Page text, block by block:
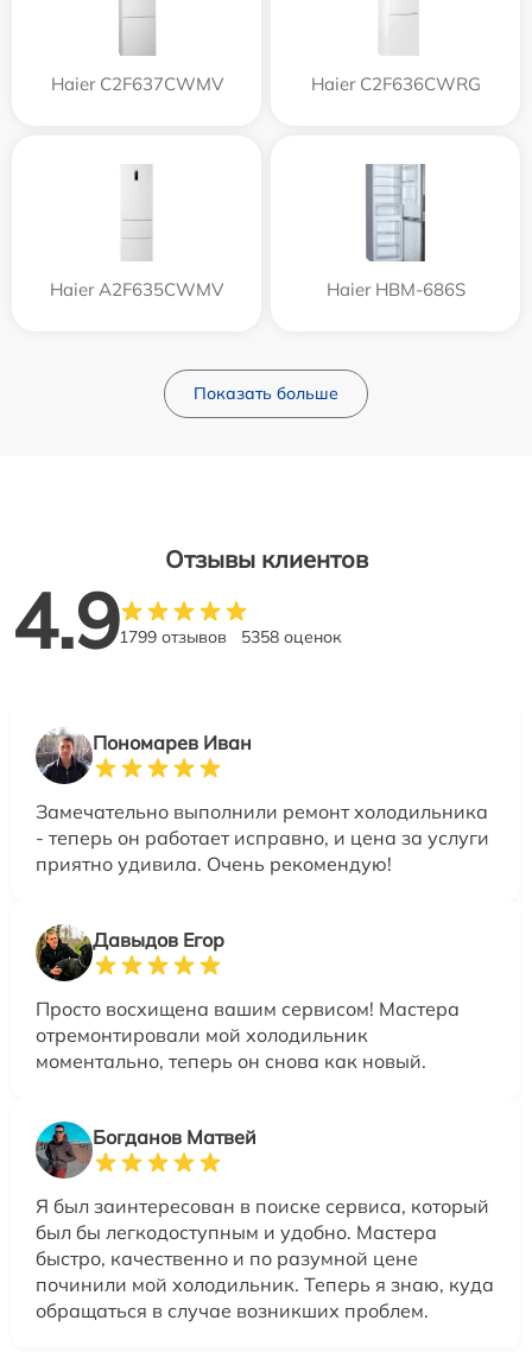
Haier C2F637CWMV Haier C2F636CWRG
Haier A2F635CWMV Haier HBM-686S
Показать больше
Отзывы клиентов
4.91799 отзывов 5358 оценок
Пономарев Иван
Замечательно выполнили ремонт холодильника
- теперь он работает исправно, и цена за услуги
приятно удивила. Очень рекомендую!
Давыдов Егор
Просто восхищена вашим сервисом! Мастера
отремонтировали мой холодильник
моментально, теперь он снова как новый.
Богданов Матвей
Я был заинтересован в поиске сервиса, который
был бы легкодоступным и удобно. Мастера
быстро, качественно и по разумной цене
починили мой холодильник. Теперь я знаю, куда
обращаться в случае возникших проблем.